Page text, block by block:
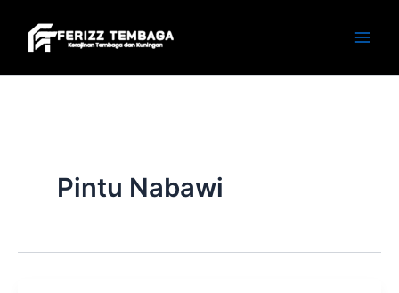
content
Pintu Nabawi